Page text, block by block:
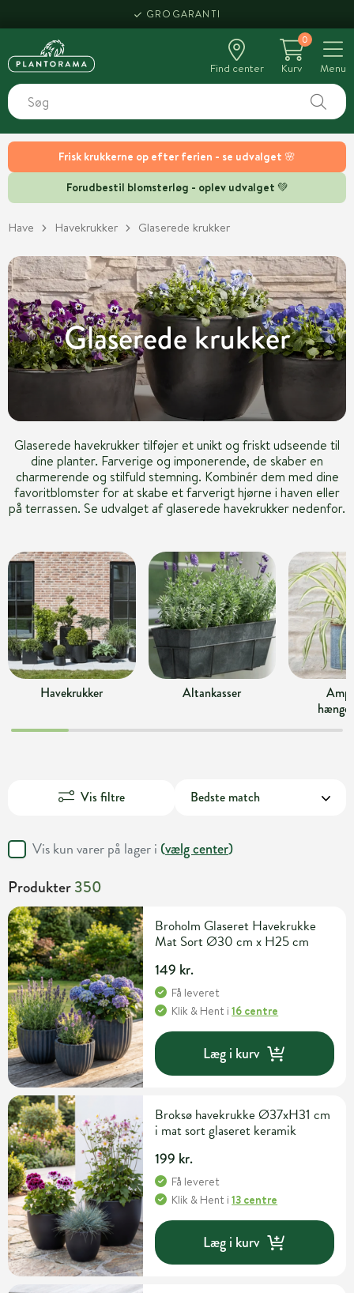
Frisk krukkerne op efter ferien - se udvalget 🌸
Forudbestil blomsterløg - oplev udvalget 💚
HENT SAMME DAG
Find center
0
Kurv
Menu
Have Havekrukker Glaserede krukker
Glaserede krukker
Glaserede havekrukker tilføjer et unikt og friskt udseende til
dine planter. Farverige og imponerende, de skaber en
charmerende og stilfuld stemning. Kombinér dem med dine
favoritblomster for at skabe et farverigt hjørne i haven eller
på terrassen. Se udvalget af glaserede havekrukker nedenfor.
Havekrukker Altankasser
Vis filtre
Vis kun varer på lager i (vælg center)
Produkter350
Broholm Glaseret Havekrukke
Mat Sort Ø30 cm x H25 cm
149 kr.
Få leveret
Klik & Hent i16 centre
Læg i kurv
Broksø havekrukke Ø37xH31 cm
i mat sort glaseret keramik
199 kr.
Få leveret
Klik & Hent i13 centre
Læg i kurv